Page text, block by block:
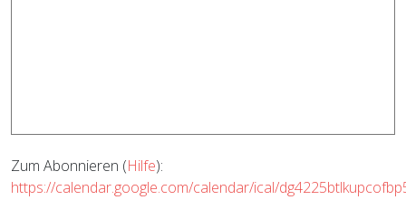
Zum Abonnieren (Hilfe):
https://calendar.google.com/calendar/ical/